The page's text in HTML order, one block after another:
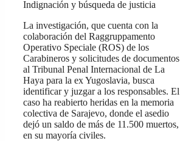
Indignación y búsqueda de justicia
La investigación, que cuenta con la
colaboración del Raggruppamento
Operativo Speciale (ROS) de los
Carabineros y solicitudes de documentos
al Tribunal Penal Internacional de La
Haya para la ex Yugoslavia, busca
identificar y juzgar a los responsables. El
caso ha reabierto heridas en la memoria
colectiva de Sarajevo, donde el asedio
dejó un saldo de más de 11.500 muertos,
en su mayoría civiles.